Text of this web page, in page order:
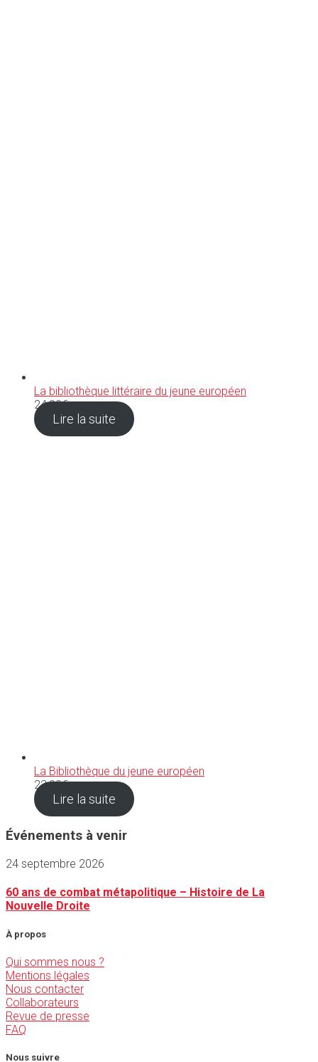
La bibliothèque littéraire du jeune européen
24,90€
Lire la suite
La Bibliothèque du jeune européen
22,90€
Lire la suite
Événements à venir
24 septembre 2026
60 ans de combat métapolitique – Histoire de La
Nouvelle Droite
À propos
Qui sommes nous ?
Mentions légales
Nous contacter
Collaborateurs
Revue de presse
FAQ
Nous suivre